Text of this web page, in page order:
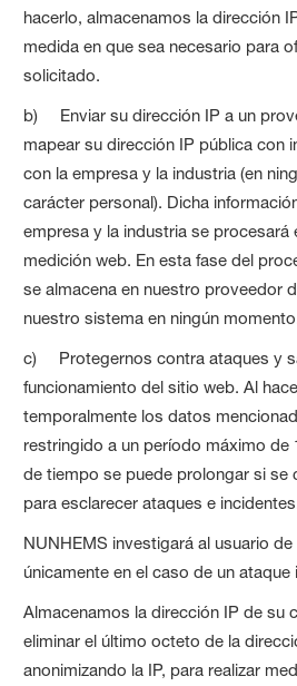
hacerlo, almacenamos la dirección
medida en que sea necesario para
solicitado.
b) Enviar su dirección IP a un
mapear su dirección IP pública con
con la empresa y la industria (en
carácter personal). Dicha
empresa y la industria se procesará
medición web. En esta fase del
se almacena en nuestro proveedor
nuestro sistema en ningún
c) Protegernos contra ataques y
funcionamiento del sitio web. Al
temporalmente los datos
restringido a un período máximo de
de tiempo se puede prolongar si se
para esclarecer ataques e
NUNHEMS investigará al usuario
únicamente en el caso de un ataque
Almacenamos la dirección IP de su
eliminar el último octeto de la
anonimizando la IP, para realizar